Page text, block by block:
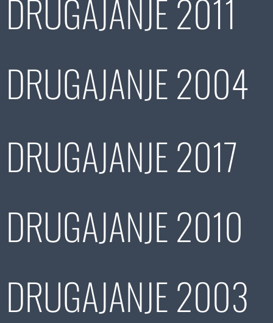
DRUGAJANJE 2011
DRUGAJANJE 2004
DRUGAJANJE 2017
DRUGAJANJE 2010
DRUGAJANJE 2003